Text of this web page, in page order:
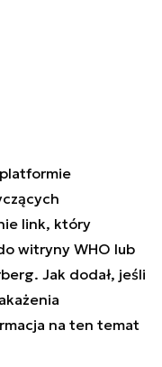
link, który
witryny WHO lub
Jak dodał, jeśli
na ten temat